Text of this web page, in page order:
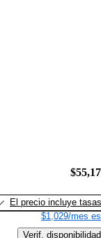
El precio incluye tasas
$1,029/mes
Verif. disponibilidad